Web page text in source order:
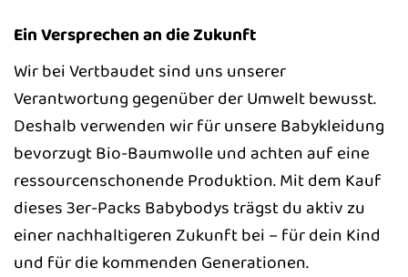
Ein Versprechen an die Zukunft
Wir bei Vertbaudet sind uns unserer
Verantwortung gegenüber der Umwelt bewusst.
Deshalb verwenden wir für unsere Babykleidung
bevorzugt Bio-Baumwolle und achten auf eine
ressourcenschonende Produktion. Mit dem Kauf
dieses 3er-Packs Babybodys trägst du aktiv zu
einer nachhaltigeren Zukunft bei – für dein Kind
und für die kommenden Generationen.